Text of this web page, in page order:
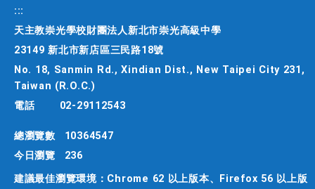
:::
天主教崇光學校財團法人新北市崇光高級中學
23149 新北市新店區三民路18號
No. 18, Sanmin Rd., Xindian Dist., New Taipei City 231,
Taiwan (R.O.C.)
電話
02-29112543
總瀏覽數
10364547
今日瀏覽
236
建議最佳瀏覽環境：Chrome 62 以上版本、Firefox 56 以上版